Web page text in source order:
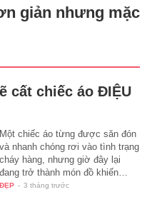
giản nhưng mặc
cất chiếc áo ĐIỆU
Một chiếc áo từng được săn đón
và nhanh chóng rơi vào tình trạng
cháy hàng, nhưng giờ đây lại
đang trở thành món đồ khiến…
ĐẸP - 3 tháng trước